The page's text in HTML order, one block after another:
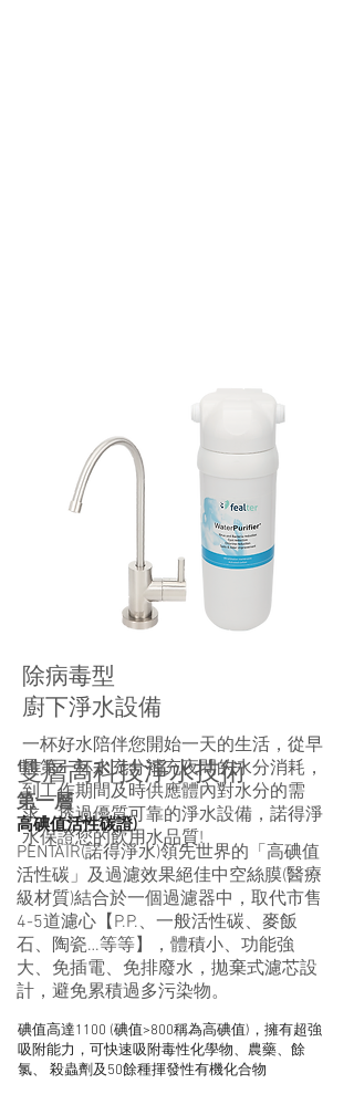
除病毒型
廚下淨水設備
一杯好水陪伴您開始一天的生活，從早
晨第一杯水充分補充夜間的水分消耗，
到工作期間及時供應體內對水分的需
求，透過優質可靠的淨水設備，諾得淨
水保證您的飲用水品質!
雙層高科技淨水技術
第一層
高碘值活性碳證)
PENTAIR(諾得淨水)領先世界的「高碘值
活性碳」及過濾效果絕佳中空絲膜(醫療
級材質)結合於一個過濾器中，取代市售
4-5道濾心【P.P.、一般活性碳、麥飯
石、陶瓷…等等】，體積小、功能強
大、免插電、免排廢水，拋棄式濾芯設
計，避免累積過多污染物。
碘值高達1100 (碘值>800稱為高碘值)，擁有超強
吸附能力，可快速吸附毒性化學物、農藥、餘
氯、 殺蟲劑及50餘種揮發性有機化合物